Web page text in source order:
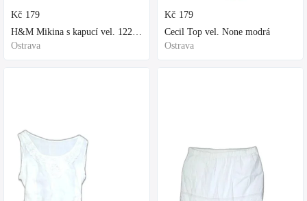
Kč 179
H&M Mikina s kapucí vel. 122 fialová
Ostrava
Kč 179
Cecil Top vel. None modrá
Ostrava